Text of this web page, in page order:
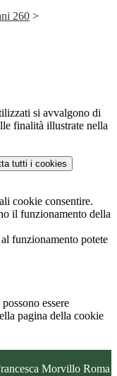
260 >
si avvalgono di
finalità illustrate nella
tutti i cookies
cookie consentire.
il funzionamento della
funzionamento potete
essere
pagina della cookie
Morvillo Roma